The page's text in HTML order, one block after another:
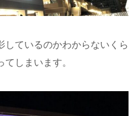
しているのかわからないくら
しまいます。